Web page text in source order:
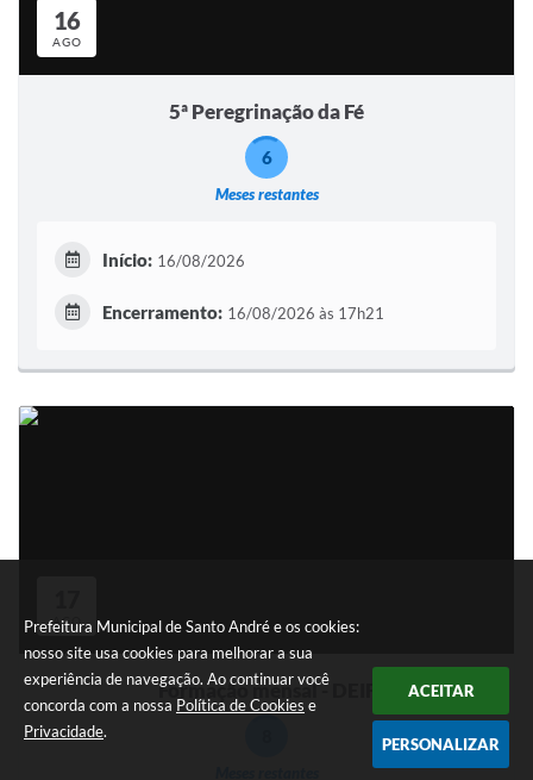
Prefeitura Municipal de Santo André e os cookies:
nosso site usa cookies para melhorar a sua
experiência de navegação. Ao continuar você
concorda com a nossa Política de Cookies e
Privacidade.
ACEITAR
PERSONALIZAR
16
AGO
5ª Peregrinação da Fé
Meses restantes
6
Início: 16/08/2026
Encerramento: 16/08/2026 às 17h21
AGO
Formação mensal - DEIF